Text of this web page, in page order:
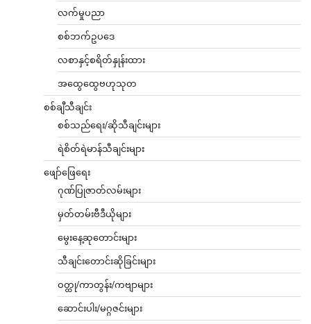
လက်မှုပညာ
စစ်ဘက်ဥပဒေ
လစာနှင့်စရိတ်နှုန်းထား
အထွေထွေဗဟုသုတ
စစ်ချီသီချင်း
စစ်သည်ရေး/ဆိုသီချင်းများ
ရဲစိတ်ရဲမာန်သီချင်းများ
ဖျော်ဖြေရေး
ဂုဏ်ပြုဇာတ်လမ်းများ
မှတ်တမ်းဗီဒီယိုများ
မွေးနေ့ဆုတောင်းများ
သီချင်းတောင်းဆိုခြင်းများ
ဝတ္ထု/ကာတွန်း/ကဗျာများ
ဆောင်းပါး/မဂ္ဂဇင်းများ